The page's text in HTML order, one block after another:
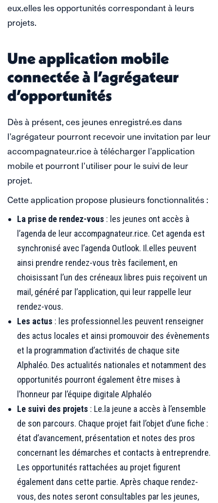
eux.elles les opportunités correspondant à leurs
projets.
Une application mobile
connectée à l’agrégateur
d’opportunités
Dès à présent, ces jeunes enregistré.es dans
l’agrégateur pourront recevoir une invitation par leur
accompagnateur.rice à télécharger l’application
mobile et pourront l’utiliser pour le suivi de leur
projet.
Cette application propose plusieurs fonctionnalités :
La prise de rendez-vous : les jeunes ont accès à
l’agenda de leur accompagnateur.rice. Cet agenda est
synchronisé avec l’agenda Outlook. Il.elles peuvent
ainsi prendre rendez-vous très facilement, en
choisissant l’un des créneaux libres puis reçoivent un
mail, généré par l’application, qui leur rappelle leur
rendez-vous.
Les actus : les professionnel.les peuvent renseigner
des actus locales et ainsi promouvoir des évènements
et la programmation d’activités de chaque site
Alphaléo. Des actualités nationales et notamment des
opportunités pourront également être mises à
l’honneur par l’équipe digitale Alphaléo
Le suivi des projets : Le.la jeune a accès à l’ensemble
de son parcours. Chaque projet fait l’objet d’une fiche :
état d’avancement, présentation et notes des pros
concernant les démarches et contacts à entreprendre.
Les opportunités rattachées au projet figurent
également dans cette partie. Après chaque rendez-
vous, des notes seront consultables par les jeunes,